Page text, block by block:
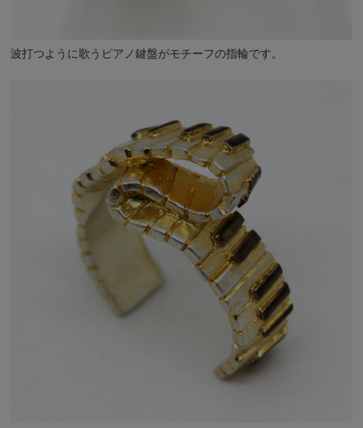
波打つように歌うピアノ鍵盤がモチーフの指輪です。